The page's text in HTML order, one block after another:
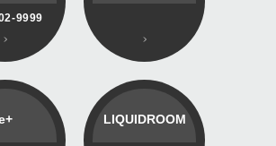
9999
LIQUIDROOM